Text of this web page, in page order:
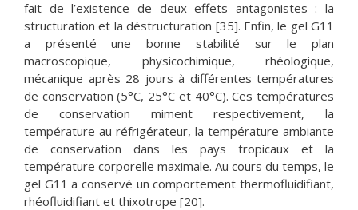
fait de l’existence de deux effets antagonistes : la
structuration et la déstructuration [35]. Enfin, le gel G11
a présenté une bonne stabilité sur le plan
macroscopique, physicochimique, rhéologique,
mécanique après 28 jours à différentes températures
de conservation (5°C, 25°C et 40°C). Ces températures
de conservation miment respectivement, la
température au réfrigérateur, la température ambiante
de conservation dans les pays tropicaux et la
température corporelle maximale. Au cours du temps, le
gel G11 a conservé un comportement thermofluidifiant,
rhéofluidifiant et thixotrope [20].